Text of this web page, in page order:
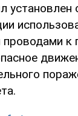
установлен
к